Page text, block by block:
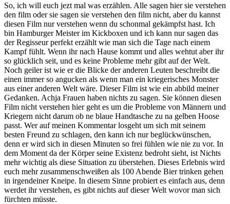
So, ich will euch jezt mal was erzählen. Alle sagen hier sie verstehen
den film oder sie sagen sie verstehen den film nicht, aber du kannst
diesen Film nur verstehen wenn du schonmal gekämpfst hast. Ich
bin Hamburger Meister im Kickboxen und ich kann nur sagen das
der Regisseur perfekt erzählt wie man sich die Tage nach einem
Kampf fühlt. Wenn ihr nach Hause kommt und alles wehtut aber ihr
so glücklich seit, und es keine Probleme mehr gibt auf der Welt.
Noch geiler ist wie er die Blicke der anderen Leuten beschreibt die
einen immer so angucken als wenn man ein kriegerisches Monster
aus einer anderen Welt wäre. Dieser Film ist wie ein abbild meiner
Gedanken. Achja Frauen haben nichts zu sagen. Sie können diesen
Film nicht verstehen hier geht es um die Probleme von Männern und
Kriegern nicht darum ob ne blaue Handtasche zu na gelben Hoose
passt. Wer auf meinen Kommentar losgeht um sich mit seinem
besten Freund zu schlagen, den kann ich nur beglückwünschen,
denn er wird sich in diesen Minuten so frei fühlen wie nie zu vor. In
dem Moment da der Körper seine Existenz bedroht sieht, ist Nichts
mehr wichtig als diese Situation zu überstehen. Dieses Erlebnis wird
euch mehr zusammenschweißen als 100 Abende Bier trinken gehen
in irgendeiner Kneipe. In diesem Sinne probiert es einfach aus, denn
werdet ihr verstehen, es gibt nichts auf dieser Welt wovor man sich
fürchten müsste.